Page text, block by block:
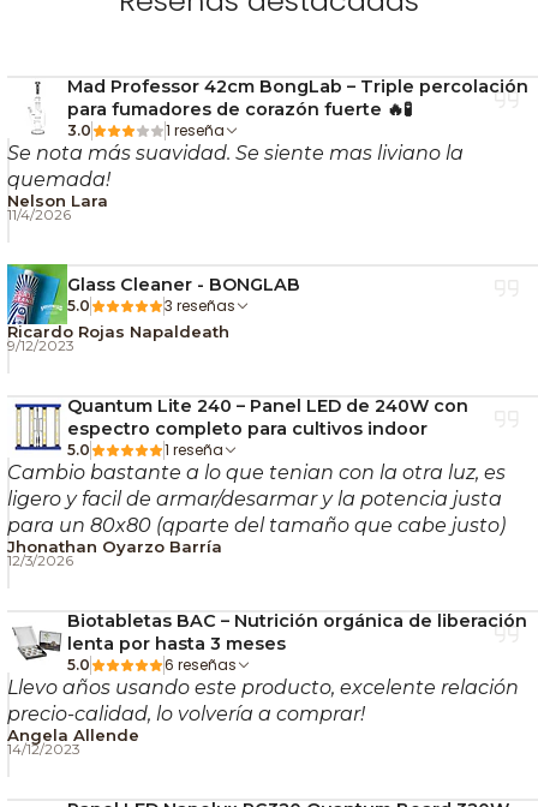
Si usarás extracciones, calienta suavemente el
accesorio correspondiente.
Inhala suave para obtener una calada filtrada,
limpia y directa.
Disfruta una experiencia
Te puede interesar 🔗
El agua en el cultivo 💧
🌿 Cultiva sencillo, cultiva Nostress.
Mad Professor 42cm BongLab – Triple percolación
para fumadores de corazón fuerte 🔥🧪
3.0 1 reseña
Se nota más suavidad. Se siente mas liviano la
quemada!
Nelson Lara
11/4/2026
Glass Cleaner - BONGLAB
5.0 3 reseñas
Ricardo Rojas Napaldeath
9/12/2023
Quantum Lite 240 – Panel LED de 240W con
espectro completo para cultivos indoor
5.0 1 reseña
Cambio bastante a lo que tenian con la otra luz, es
ligero y facil de armar/desarmar y la potencia justa
para un 80x80 (qparte del tamaño que cabe justo)
Jhonathan Oyarzo Barría
12/3/2026
Biotabletas BAC – Nutrición orgánica de liberación
lenta por hasta 3 meses
5.0 6 reseñas
Llevo años usando este producto, excelente relación
precio-calidad, lo volvería a comprar!
Angela Allende
14/12/2023